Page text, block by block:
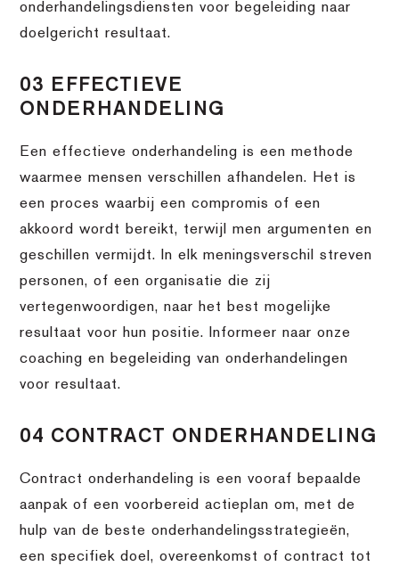
onderhandelingsdiensten voor begeleiding naar
doelgericht resultaat.
03 EFFECTIEVE
ONDERHANDELING
Een effectieve onderhandeling is een methode
waarmee mensen verschillen afhandelen. Het is
een proces waarbij een compromis of een
akkoord wordt bereikt, terwijl men argumenten en
geschillen vermijdt. In elk meningsverschil streven
personen, of een organisatie die zij
vertegenwoordigen, naar het best mogelijke
resultaat voor hun positie. Informeer naar onze
coaching en begeleiding van onderhandelingen
voor resultaat.
04 CONTRACT ONDERHANDELING
Contract onderhandeling is een vooraf bepaalde
aanpak of een voorbereid actieplan om, met de
hulp van de beste onderhandelingsstrategieën,
een specifiek doel, overeenkomst of contract tot